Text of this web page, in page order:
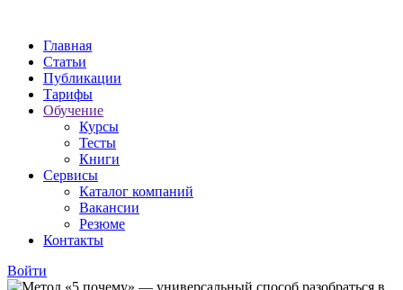
Главная
Статьи
Публикации
Тарифы
Обучение
Курсы
Тесты
Книги
Сервисы
Каталог компаний
Вакансии
Резюме
Контакты
Войти